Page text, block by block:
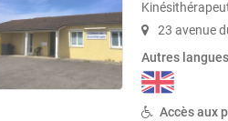
23 avenue
Autres
Accès aux